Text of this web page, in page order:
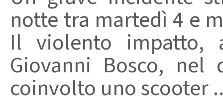
notte tra martedì 4 e
Il violento impatto,
Giovanni Bosco, nel
coinvolto uno scooter